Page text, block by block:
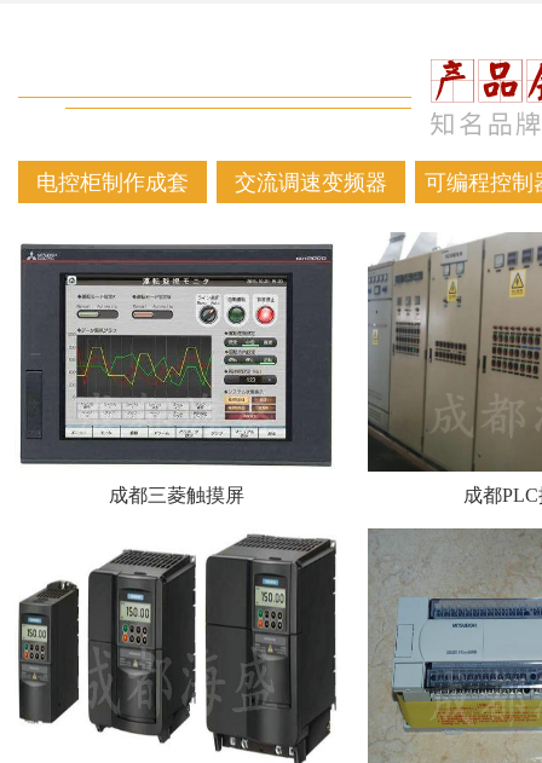
电控柜制作成套 交流调速变频器 可编程控制
成都三菱触摸屏 成都